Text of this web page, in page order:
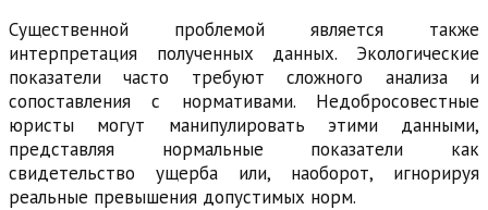
Существенной проблемой является также
интерпретация полученных данных. Экологические
показатели часто требуют сложного анализа и
сопоставления с нормативами. Недобросовестные
юристы могут манипулировать этими данными,
представляя нормальные показатели как
свидетельство ущерба или, наоборот, игнорируя
реальные превышения допустимых норм.